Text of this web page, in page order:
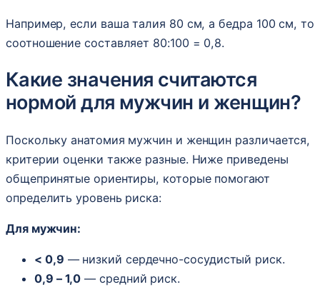
Например, если ваша талия 80 см, а бедра 100 см, то
соотношение составляет 80:100 = 0,8.
Какие значения считаются
нормой для мужчин и женщин?
Поскольку анатомия мужчин и женщин различается,
критерии оценки также разные. Ниже приведены
общепринятые ориентиры, которые помогают
определить уровень риска:
Для мужчин:
< 0,9 — низкий сердечно-сосудистый риск.
0,9 – 1,0 — средний риск.